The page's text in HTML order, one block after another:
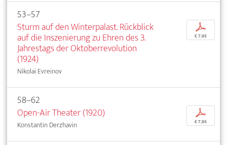
53–57
Sturm auf den Winterpalast. Rückblick
auf die Inszenierung zu Ehren des 3.
Jahrestags der Oktoberrevolution
(1924)
Nikolai Evreinov
p
€ 7,95
58–62
Open-Air Theater (1920)
Konstantin Derzhavin
p
€ 7,95